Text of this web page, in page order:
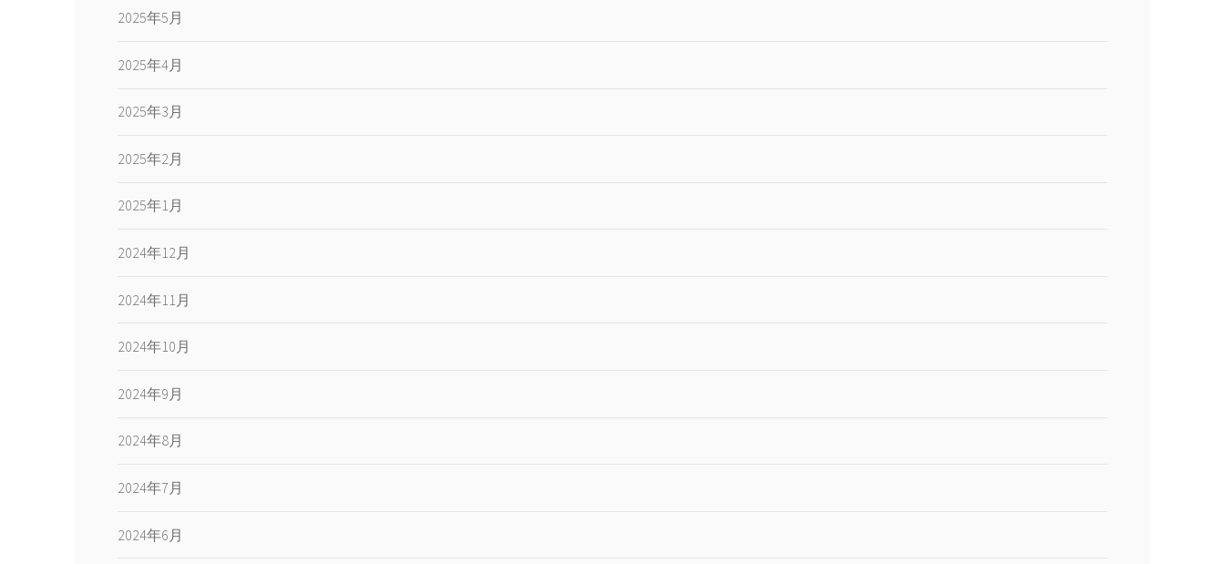
2025年5月
2025年4月
2025年3月
2025年2月
2025年1月
2024年12月
2024年11月
2024年10月
2024年9月
2024年8月
2024年7月
2024年6月